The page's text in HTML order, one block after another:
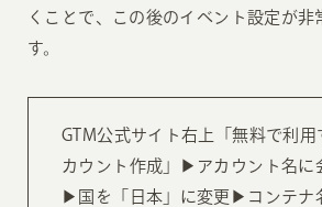
くことで、この後のイベント設定が非
す。
GTM公式サイト右上「無料で利
カウント作成」▶︎アカウント名に
▶︎国を「日本」に変更▶︎コンテナ